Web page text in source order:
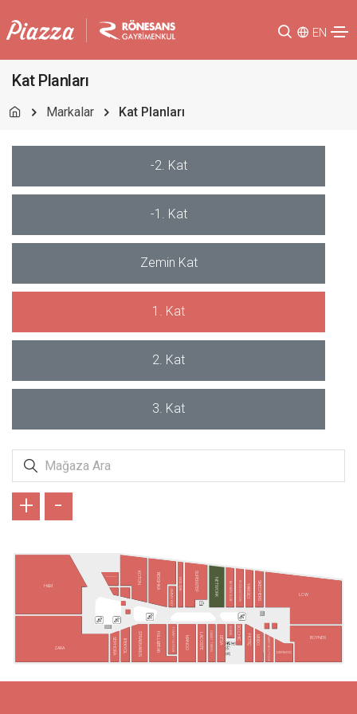
EN
Kat Planları
Markalar Kat Planları
-2. Kat
-1. Kat
Zemin Kat
1. Kat
2. Kat
3. Kat
ADİL IŞIK
BERSHKA BEYMEN CLUB
BOYNER
COOKSHOP
DAMAT TWEEN
DERİMOD
DESA
H&M
HOTİÇ
İPEKYOL
JIMMY KEY
KOTON
LACOSTE
MANGO MUDO
NETWORK
PULL&BEAR
SEPHORA
SKECHERS
SO CHIC
STRADIVARIUS
SUPERSTEP
TOMMY HILFIGER VAKKO BOUTİQUE
W COLLECTION YARGICI
ZARA
LCW
GUESS
+ -